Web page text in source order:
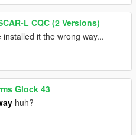
L CQC (2 Versions)
installed it the wrong way...
Glock 43
huh?